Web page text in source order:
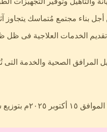
بناء مجتمع مُتماسك يتجاوز
تقديم الخدمات العلاجية فى
المرافق الصحية والخدمة